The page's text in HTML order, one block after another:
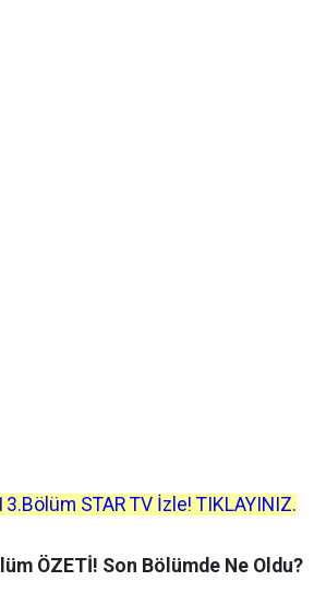
STAR TV İzle! TIKLAYINIZ.
ÖZETİ! Son Bölümde Ne Oldu?